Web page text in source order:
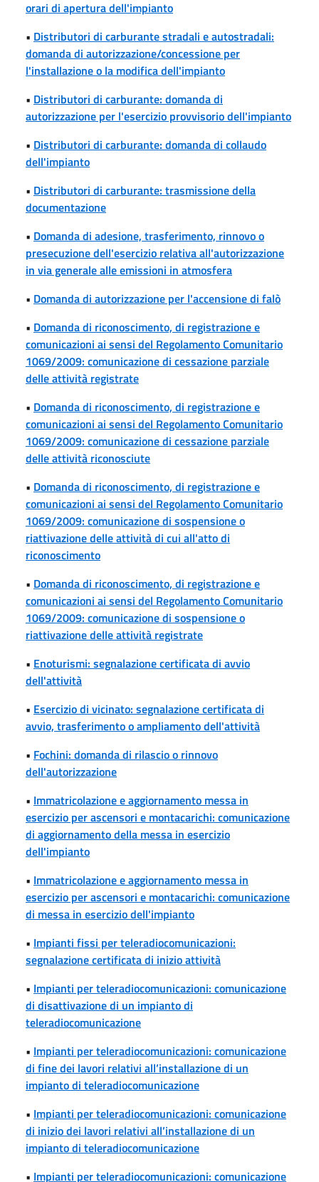
orari di apertura dell'impianto
• Distributori di carburante stradali e autostradali:
domanda di autorizzazione/concessione per
l'installazione o la modifica dell'impianto
• Distributori di carburante: domanda di
autorizzazione per l'esercizio provvisorio dell'impianto
• Distributori di carburante: domanda di collaudo
dell'impianto
• Distributori di carburante: trasmissione della
documentazione
• Domanda di adesione, trasferimento, rinnovo o
presecuzione dell'esercizio relativa all'autorizzazione
in via generale alle emissioni in atmosfera
• Domanda di autorizzazione per l'accensione di falò
• Domanda di riconoscimento, di registrazione e
comunicazioni ai sensi del Regolamento Comunitario
1069/2009: comunicazione di cessazione parziale
delle attività registrate
• Domanda di riconoscimento, di registrazione e
comunicazioni ai sensi del Regolamento Comunitario
1069/2009: comunicazione di cessazione parziale
delle attività riconosciute
• Domanda di riconoscimento, di registrazione e
comunicazioni ai sensi del Regolamento Comunitario
1069/2009: comunicazione di sospensione o
riattivazione delle attività di cui all'atto di
riconoscimento
• Domanda di riconoscimento, di registrazione e
comunicazioni ai sensi del Regolamento Comunitario
1069/2009: comunicazione di sospensione o
riattivazione delle attività registrate
• Enoturismi: segnalazione certificata di avvio
dell'attività
• Esercizio di vicinato: segnalazione certificata di
avvio, trasferimento o ampliamento dell'attività
• Fochini: domanda di rilascio o rinnovo
dell'autorizzazione
• Immatricolazione e aggiornamento messa in
esercizio per ascensori e montacarichi: comunicazione
di aggiornamento della messa in esercizio
dell'impianto
• Immatricolazione e aggiornamento messa in
esercizio per ascensori e montacarichi: comunicazione
di messa in esercizio dell'impianto
• Impianti fissi per teleradiocomunicazioni:
segnalazione certificata di inizio attività
• Impianti per teleradiocomunicazioni: comunicazione
di disattivazione di un impianto di
teleradiocomunicazione
• Impianti per teleradiocomunicazioni: comunicazione
di fine dei lavori relativi all’installazione di un
impianto di teleradiocomunicazione
• Impianti per teleradiocomunicazioni: comunicazione
di inizio dei lavori relativi all’installazione di un
impianto di teleradiocomunicazione
• Impianti per teleradiocomunicazioni: comunicazione